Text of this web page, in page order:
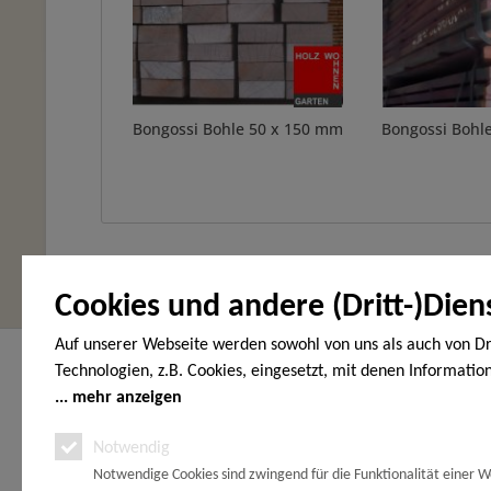
Cookies und andere (Dritt-
Auf unserer Webseite werden sowohl von uns als auch von
Technologien, z.B. Cookies, eingesetzt, mit denen
Endgerät gespeichert und/oder von Ihrem Endgerät
Analyse-, Marketing- und Statistik-Cookies. Bei den
handelt es sich um solche, die technisch notwendig sind, um
mehr anzeigen
Notwendig
Notwendige Cookies sind zwingend für die Funktionalität einer
Bongossi Bohle 50 x 150 mm Bongossi
Hier finden Sie uns
HOLZ-WOHNEN-GARTEN
Vöhrumer Str. 40
(Gewerbegebiet Schachtanlage Peine)
31228 Peine
Service